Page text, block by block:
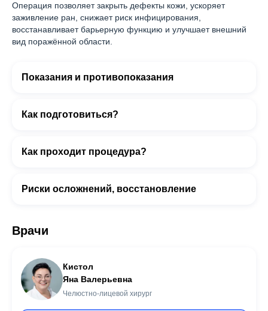
Операция позволяет закрыть дефекты кожи, ускоряет
заживление ран, снижает риск инфицирования,
восстанавливает барьерную функцию и улучшает внешний
вид поражённой области.
Показания и противопоказания
Как подготовиться?
Как проходит процедура?
Риски осложнений, восстановление
Врачи
Кистол
Яна Валерьевна
Челюстно-лицевой хирург